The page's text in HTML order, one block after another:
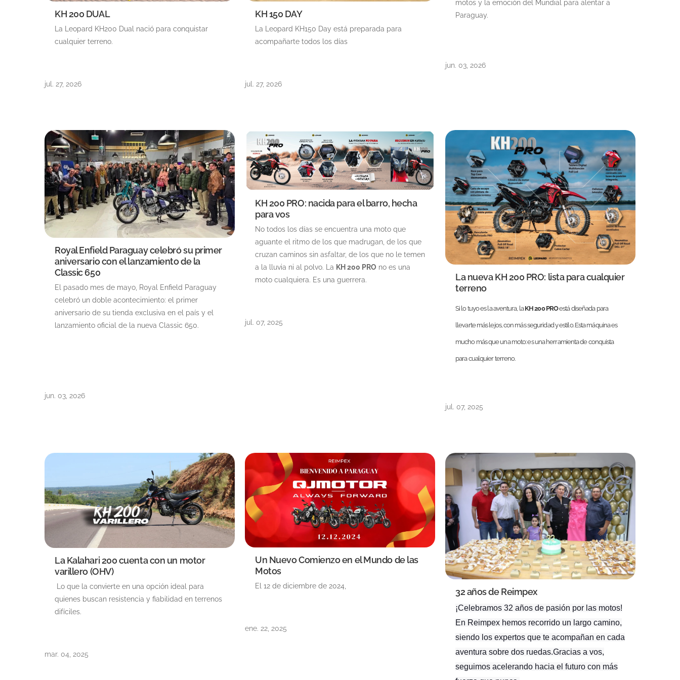
KH 200 DUAL
La Leopard KH200 Dual nació para conquistar
cualquier terreno.
jul. 27, 2026
KH 150 DAY
La Leopard KH150 Day está preparada para
acompañarte todos los días
jul. 27, 2026
motos y la emoción del Mundial para alentar a
Paraguay.
jun. 03, 2026
Royal Enfield Paraguay celebró su primer
aniversario con el lanzamiento de la
Classic 650
El pasado mes de mayo, Royal Enfield Paraguay
celebró un doble acontecimiento: el primer
aniversario de su tienda exclusiva en el país y el
lanzamiento oficial de la nueva Classic 650.
jun. 03, 2026
KH 200 PRO: nacida para el barro, hecha
para vos
No todos los días se encuentra una moto que
aguante el ritmo de los que madrugan, de los que
cruzan caminos sin asfaltar, de los que no le temen
a la lluvia ni al polvo. La KH 200 PRO no es una
moto cualquiera. Es una guerrera.
jul. 07, 2025
La nueva KH 200 PRO: lista para cualquier
terreno
Si lo tuyo es la aventura, laKH 200 PROestá diseñada para
llevarte más lejos, con más seguridad y estilo. Esta máquina es
mucho más que una moto: es una herramienta de conquista
para cualquier terreno.
jul. 07, 2025
La Kalahari 200 cuenta con un motor
varillero (OHV)
Lo que la convierte en una opción ideal para
quienes buscan resistencia y fiabilidad en terrenos
difíciles.
mar. 04, 2025
Un Nuevo Comienzo en el Mundo de las
Motos
El 12 de diciembre de 2024,
ene. 22, 2025
32 años de Reimpex
¡Celebramos 32 años de pasión por las motos!
En Reimpex hemos recorrido un largo camino,
siendo los expertos que te acompañan en cada
aventura sobre dos ruedas.Gracias a vos,
seguimos acelerando hacia el futuro con más